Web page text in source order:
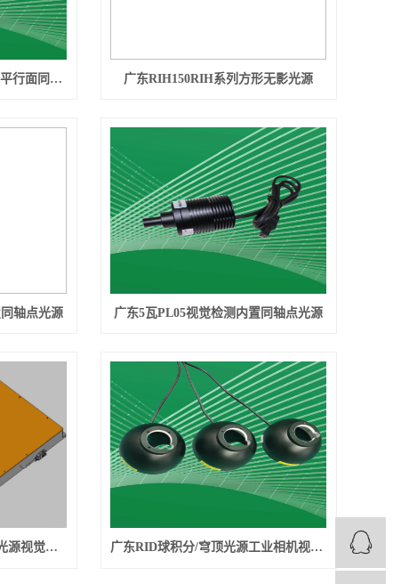
广东工业相机视觉检测光源平行面同轴光源平面同轴无影光源 广东RIH150RIH系列方形无影光源
轴点光源 广东​5瓦PL05视觉检测内置同轴点光源
广东SV-FL400300K开孔面光源视觉检测照明用光源 广东RID球积分/穹顶光源工业相机视觉检测设备照明用光大碗光源